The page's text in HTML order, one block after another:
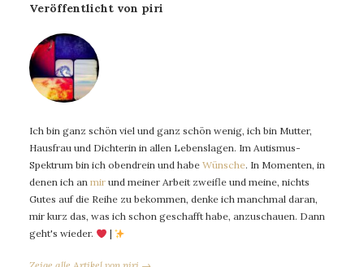
Veröffentlicht von piri
Ich bin ganz schön viel und ganz schön wenig, ich bin Mutter,
Hausfrau und Dichterin in allen Lebenslagen. Im Autismus-
Spektrum bin ich obendrein und habe Wünsche. In Momenten, in
denen ich an mir und meiner Arbeit zweifle und meine, nichts
Gutes auf die Reihe zu bekommen, denke ich manchmal daran,
mir kurz das, was ich schon geschafft habe, anzuschauen. Dann
geht's wieder.
|